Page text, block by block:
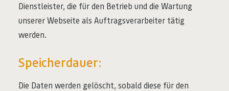
Dienstleister, die für den Betrieb und die Wartung
unserer Webseite als Auftragsverarbeiter tätig
werden.
Speicherdauer:
Die Daten werden gelöscht, sobald diese für den